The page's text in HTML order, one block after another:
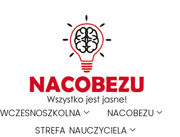
NACOBEZU
STREFA NAUCZYCIELA